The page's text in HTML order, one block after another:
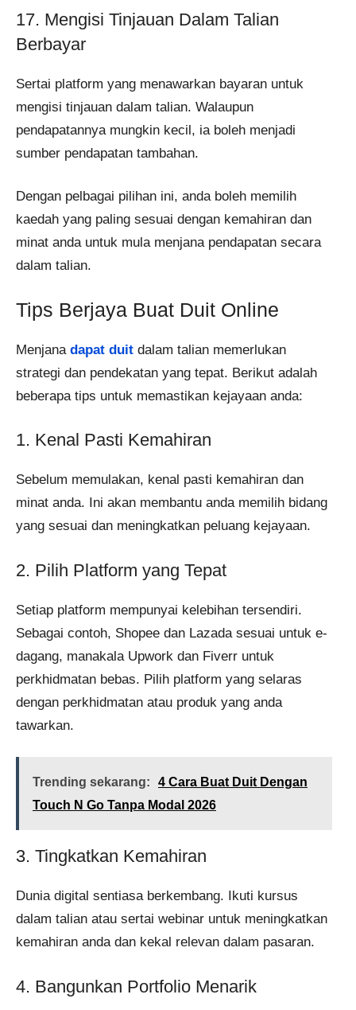
17. Mengisi Tinjauan Dalam Talian
Berbayar
Sertai platform yang menawarkan bayaran untuk
mengisi tinjauan dalam talian. Walaupun
pendapatannya mungkin kecil, ia boleh menjadi
sumber pendapatan tambahan.
Dengan pelbagai pilihan ini, anda boleh memilih
kaedah yang paling sesuai dengan kemahiran dan
minat anda untuk mula menjana pendapatan secara
dalam talian.
Tips Berjaya Buat Duit Online
Menjana dapat duit dalam talian memerlukan
strategi dan pendekatan yang tepat. Berikut adalah
beberapa tips untuk memastikan kejayaan anda:
1. Kenal Pasti Kemahiran
Sebelum memulakan, kenal pasti kemahiran dan
minat anda. Ini akan membantu anda memilih bidang
yang sesuai dan meningkatkan peluang kejayaan.
2. Pilih Platform yang Tepat
Setiap platform mempunyai kelebihan tersendiri.
Sebagai contoh, Shopee dan Lazada sesuai untuk e-
dagang, manakala Upwork dan Fiverr untuk
perkhidmatan bebas. Pilih platform yang selaras
dengan perkhidmatan atau produk yang anda
tawarkan.
Trending sekarang:
4 Cara Buat Duit Dengan
Touch N Go Tanpa Modal 2026
3. Tingkatkan Kemahiran
Dunia digital sentiasa berkembang. Ikuti kursus
dalam talian atau sertai webinar untuk meningkatkan
kemahiran anda dan kekal relevan dalam pasaran.
4. Bangunkan Portfolio Menarik